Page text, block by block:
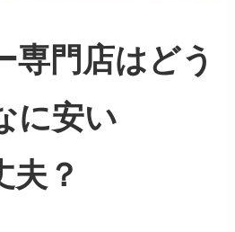
専門店はどう
に安い
夫？